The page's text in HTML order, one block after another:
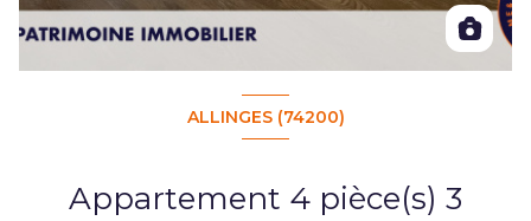
ALLINGES (74200)
Appartement 4 pièce(s) 3